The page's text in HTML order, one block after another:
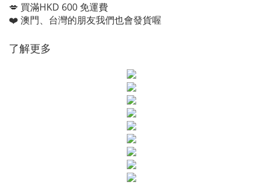
💋 買滿HKD 600 免運費
❤️ 澳門、台灣的朋友我們也會發貨喔
了解更多